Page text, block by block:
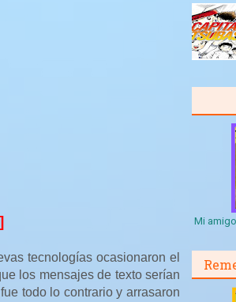
tecnologías ocasionaron el
los mensajes de texto serían
todo lo contrario y arrasaron
Mi